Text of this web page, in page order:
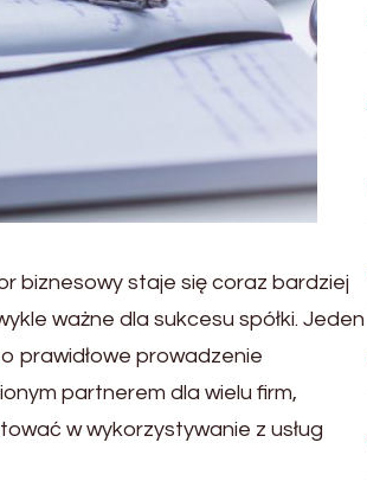
biznesowy staje się coraz bardziej
ważne dla sukcesu spółki. Jeden
prawidłowe prowadzenie
partnerem dla wielu firm,
w wykorzystywanie z usług